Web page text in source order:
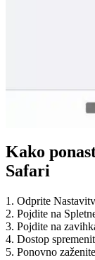
Kako
Safari
1. Odprite
2. Pojdite na
3. Pojdite na
4. Dostop
5. Ponovno